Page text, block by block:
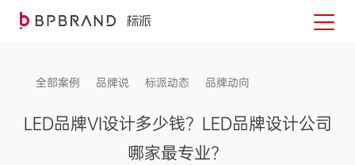
全部案例 品牌说 标派动态 品牌动向
LED品牌VI设计多少钱？LED品牌设计公司
哪家最专业？